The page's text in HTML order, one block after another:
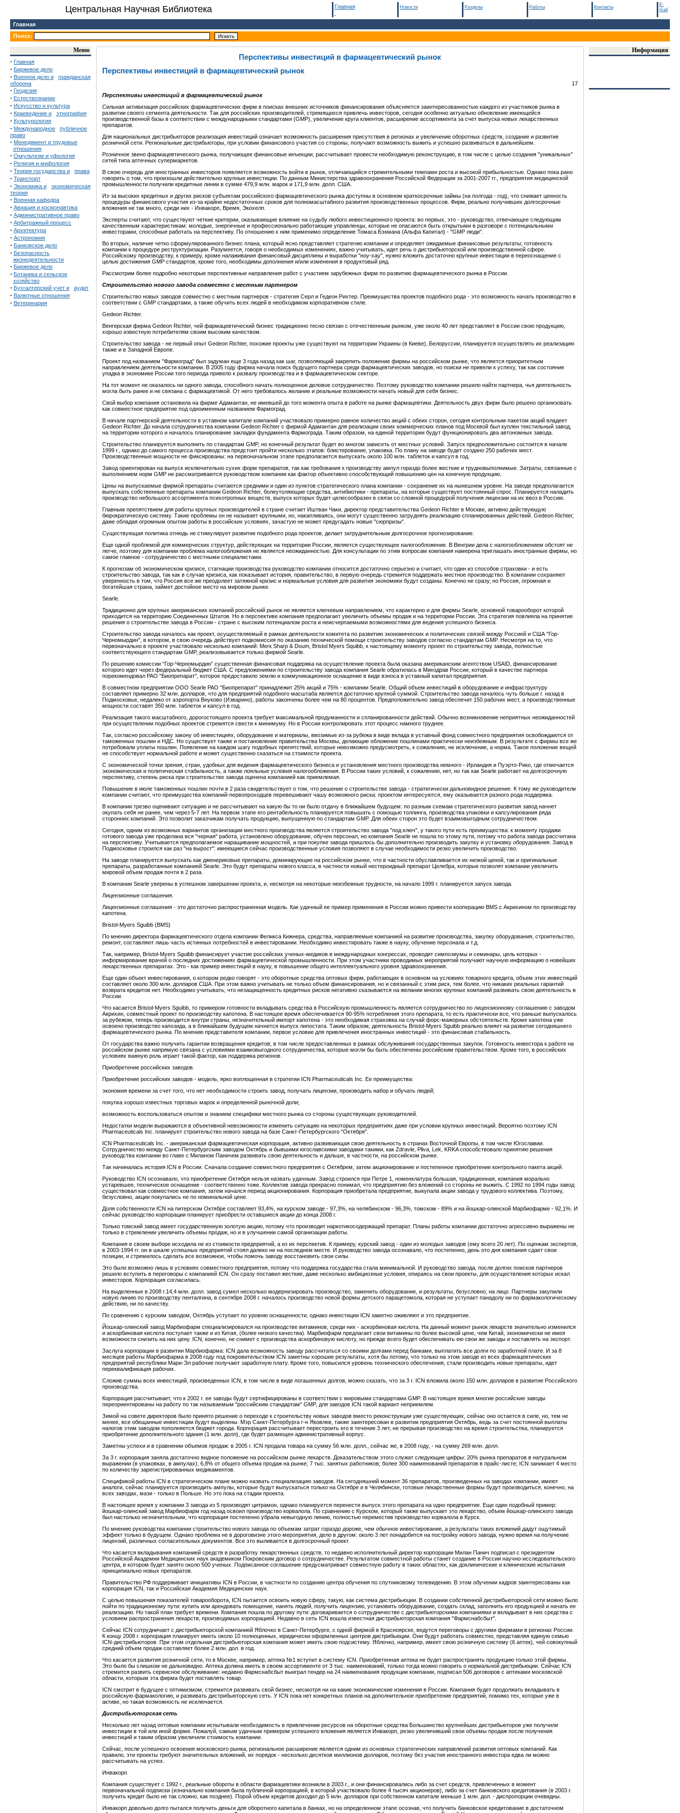
Центральная Научная Библиотека Главная Новости Разделы Работы Контакты
E-
mail
Главная
Поиск:
Меню
· Главная
· Биржевое дело
· Военное дело и
гражданская
оборона
· Геодезия
· Естествознание
· Искусство и культура
· Краеведение и этнография
· Культурология
· Международное
публичное
право
· Менеджмент и трудовые
отношения
· Оккультизм и уфология
· Религия и мифология
· Теория государства и права
· Транспорт
· Экономика и
экономическая
теория
· Военная кафедра
· Авиация и космонавтика
· Административное право
· Арбитражный процесс
· Архитектура
· Астрономия
· Банковское дело
· Безопасность
жизнедеятельности
· Биржевое дело
· Ботаника и сельское
хозяйство
· Бухгалтерский учет и аудит
· Валютные отношения
· Ветеринария
Перспективы инвестиций в фармацевтический рынок
Перспективы инвестиций в фармацевтический рынок
17
Перспективы инвестиций в фармацевтический рынок
Сильная активизация российских фармацевтических фирм в поисках внешних источников финансирования объясняется заинтересованностью каждого из участников рынка в
развитии своего сегмента деятельности. Так для российских производителей, стремящихся привлечь инвесторов, сегодня особенно актуально обновление имеющейся
производственной базы в соответствии с международными стандартами (GMP), увеличение круга клиентов, расширение ассортимента за счет выпуска новых лекарственных
препаратов.
Для национальных дистрибьюторов реализация инвестиций означает возможность расширения присутствия в регионах и увеличение оборотных средств, создание и развитие
розничной сети. Региональные дистрибьюторы, при условии финансового участия со стороны, получают возможность выжить и успешно развиваться в дальнейшем.
Розничное звено фармацевтического рынка, получающее финансовые инъекции, рассчитывает провести необходимую реконструкцию, в том числе с целью создания "уникальных"
сетей типа аптечных супермаркетов.
В свою очередь для иностранных инвесторов появляется возможность войти в рынок, отличающийся стремительными темпами роста и высокой прибыльностью. Однако пока рано
говорить о том, что произошли действительно крупные инвестиции. По данным Министерства здравоохранения Российской Федерации за 2001-2007 гг., предприятия медицинской
промышленности получили кредитные линии в сумме 479,9 млн. марок и 171,9 млн. долл. США.
Из-за высоких кредитных и других рисков субъектам российского фармацевтического рынка доступны в основном краткосрочные займы (на полгода - год), что снижает ценность
процедуры финансового участия из-за крайне недостаточных сроков для полномасштабного развития производственных процессов. Фирм, реально получивших долгосрочные
вложения не так много, среди них - Инвакорп, Время, Экохелп.
Эксперты считают, что существуют четкие критерии, оказывающие влияние на судьбу любого инвестиционного проекта: во первых, это - руководство, отвечающее следующим
качественным характеристикам: молодые, энергичные и профессионально работающие управленцы, которые не опасаются быть открытыми в разговоре с потенциальными
инвесторами, способные работать на перспективу. По отношению к ним применимо определение Томаса Бэкмана (Альфа Капитал) - "GMP люди".
Во вторых, наличие четко сформулированного бизнес плана, который ясно представляет стратегию компании и определяет ожидаемые финансовые результаты; готовность
компании к процедуре реструктуризации. Разумеется, говоря о необходимых изменениях, важно учитывать, идет речь о дистрибьюторской или производственной сфере.
Российскому производству, к примеру, кроме налаживания финансовый дисциплины и выработки "ноу-хау", нужно вложить достаточно крупные инвестиции в переоснащение с
целью достижения GMP стандартов, кроме того, необходимы дополнения и/или изменения в продуктовый ряд.
Рассмотрим более подробно некоторые перспективные направления работ с участием зарубежных фирм по развитию фармацевтического рынка в России.
Строительство нового завода совместно с местным партнером
Строительство новых заводов совместно с местным партнеров - стратегия Серл и Гедеон Рихтер. Преимущества проектов подобного рода - это возможность начать производство в
соответствии с GMP стандартами, а также обучить всех людей в необходимом корпоративном стиле.
Gedeon Richter.
Венгерская фирма Gedeon Richter, чей фармацевтический бизнес традиционно тесно связан с отечественным рынком, уже около 40 лет представляет в России свою продукцию,
хорошо известную потребителям своим высоким качеством.
Строительство завода - не первый опыт Gedeon Richter, похожие проекты уже существуют на территории Украины (в Киеве), Белоруссии, планируется осуществлять их реализацию
также и в Западной Европе.
Проект под названием "Фармоград" был задуман еще 3 года назад как шаг, позволяющий закрепить положение фирмы на российском рынке, что является приоритетным
направлением деятельности компании. В 2005 году фирма начала поиск будущего партнера среди фармацевтических заводов, но поиски не привели к успеху, так как состояние
упадка в экономике России того периода привело к развалу производства и в фармацевтическом секторе.
На тот момент не оказалось ни одного завода, способного начать полноценное деловое сотрудничество. Поэтому руководство компании решило найти партнера, чья деятельность
могла быть ранее и не связана с фармацевтикой. От него требовалось желание и реальные возможности начать новый для себя бизнес.
Свой выбор компания остановила на фирме Адамантан, не имевшей до того момента опыта в работе на рынке фармацевтики. Деятельность двух фирм было решено организовать
как совместное предприятие под одноименным названием Фармоград.
В начале партнерской деятельности в уставном капитале компаний участвовало примерно равное количество акций с обеих сторон, сегодня контрольным пакетом акций владеет
Gedeon Richter. До начала сотрудничества компании Gedeon Richter с фирмой Адамантан для реализации своих коммерческих планов под Москвой был куплен текстильный завод,
на территории которого и началось планирование закладки фундамента Фармограда. Таким образом, на единой территории будут функционировать два автономных завода.
Строительство планируется выполнить по стандартам GMP, но конечный результат будет во многом зависеть от местных условий. Запуск предположительно состоится в начале
1999 г., однако до самого процесса производства предстоит пройти несколько этапов: блистерование, упаковка. По плану на заводе будет создано 250 рабочих мест.
Производственные мощности не фиксированы: на первоначальном этапе предполагается выпускать около 100 млн. таблеток и капсул в год.
Завод ориентирован на выпуск исключительно сухих форм препаратов, так как требования к производству ампул гораздо более жесткие и трудновыполнимые. Затраты, связанные с
выполнением норм GMP не рассматриваются руководством компании как фактор объективно способствующий повышению цен на конечную продукцию.
Цены на выпускаемые фирмой препараты считаются средними и один из пунктов стратегического плана компании - сохранение их на нынешнем уровне. На заводе предполагается
выпускать собственные препараты компании Gedeon Richter, болеутоляющие средства, антибиотики - препараты, на которые существует постоянный спрос. Планируется наладить
производство небольшого ассортимента психотропных веществ, выпуск которых будет целесообразен в связи со сложной процедурой получения лицензии на их ввоз в Россию.
Главным препятствием для работы крупных производителей в стране считает Иштван Чаки, директор представительства Gedeon Richter в Москве, активно действующую
бюрократическую систему. Такие проблемы он не называет крупными, но, накапливаясь, они могут существенно затруднять реализацию спланированных действий. Gedeon Richter,
даже обладая огромным опытом работы в российских условиях, зачастую не может предугадать новые "сюрпризы".
Существующая политика отнюдь не стимулирует развитие подобного рода проектов, делает затруднительным долгосрочное прогнозирование.
Еще одной проблемой для коммерческих структур, действующих на территории России, является существующее налогообложение. В Венгрии дела с налогообложением обстоят не
легче, поэтому для компании проблема налогообложения не является неожиданностью. Для консультации по этим вопросам компания намерена приглашать иностранные фирмы, но
самое главное - сотрудничество с местными специалистами.
К прогнозам об экономическом кризисе, стагнации производства руководство компании относится достаточно серьезно и считает, что один из способов страховки - и есть
строительство завода, так как в случае кризиса, как показывает история, правительство, в первую очередь стремится поддержать местное производство. В компании сохраняют
уверенность в том, что Россия все же преодолеет затяжной кризис и нормальные условия для развития экономики будут созданы. Конечно не сразу, но Россия, огромная и
богатейшая страна, займет достойное место на мировом рынке.
Searle.
Традиционно для крупных американских компаний российский рынок не является ключевым направлением, что характерно и для фирмы Searle, основной товарооборот которой
приходится на территорию Соединенных Штатов. Но в перспективе компания предполагает увеличить объемы продаж и на территории России. Эта стратегия повлияла на принятие
решения о строительстве завода в России - стране с высоким потенциалом роста и неисчерпаемыми возможностями для ведения успешного бизнеса.
Строительство завода началось как проект, осуществляемый в рамках деятельности комитета по развитию экономических и политических связей между Россией и США "Гор-
Черномырдин", в котором, в свою очередь действует подкомиссия по оказанию технической помощи строительству заводов согласно стандартам GMP. Несмотря на то, что
первоначально в проекте участвовало несколько компаний: Mеrк Sharp & Doum, Bristol Myers Squibb, к настоящему моменту проект по строительству завода, полностью
соответствующего стандартам GMP, реализовывается только фирмой Searle.
По решению комиссии “Гор-Черномырдин” существенная финансовая поддержка на осуществление проекта была оказана американским агентством USAID, финансирование
которого идет через федеральный бюджет США. С предложениями по строительству завода компания Searle обратилась в Минздрав России, который в качестве партнера
порекомендовал РАО "Биопрепарат", которое предоставило землю и коммуникационное оснащение в виде взноса в уставный капитал предприятия.
В совместном предприятии ООО Searle РАО "Биопрепарат" принадлежит 25% акций и 75% - компании Searle. Общий объем инвестиций в оборудование и инфраструктуру
составляет примерно 32 млн. долларов, что для предприятий подобного масштаба является достаточно крупной суммой. Строительство завода началось чуть больше г. назад в
Подмосковье, недалеко от аэропорта Внуково (Изварино), работы закончены более чем на 80 процентов. Предположительно завод обеспечит 150 рабочих мест, а производственные
мощности составят 350 млн. таблеток и капсул в год.
Реализация такого масштабного, дорогостоящего проекта требует максимальной продуманности и спланированности действий. Обычно возникновение неприятных неожиданностей
при осуществлении подобных проектов стремятся свести к минимуму. Но в России контролировать этот процесс намного труднее.
Так, согласно российскому закону об инвестициях, оборудование и материалы, ввозимые из-за рубежа в виде вклада в уставный фонд совместного предприятия освобождаются от
таможенных пошлин и НДС. Но существует также и постановление правительства Москвы, делающие обложение пошлинами практически неизбежным. В результате с фирмы все же
потребовали уплаты пошлин. Появление на каждом шагу подобных препятствий, которые невозможно предусмотреть, к сожалению, не исключение, а норма. Такое положение вещей
не способствует нормальной работе и может существенно сказаться на стоимости проекта.
С экономической точки зрения, стран, удобных для ведения фармацевтического бизнеса и установления местного производства немного - Ирландия и Пуэрто-Рико, где отмечается
экономическая и политическая стабильность, а также лояльные условия налогообложения. В России таких условий, к сожалению, нет, но так как Searle работает на долгосрочную
перспективу, степень риска при строительстве завода оценена компанией как приемлемая.
Повышение в июле таможенных пошлин почти в 2 раза свидетельствует о том, что решение о строительстве завода - стратегически дальновидное решение. К тому же руководители
компании считают, что преимущества компаний-первопроходцев перевешивают чашу возможного риска: проектом интересуются, ему оказывается разного рода поддержка.
В компании трезво оценивают ситуацию и не рассчитывают на какую бы то ни было отдачу в ближайшем будущем: по разным схемам стратегического развития завод начнет
окупать себя не ранее, чем через 5-7 лет. На первом этапе его рентабельность планируется повышать с помощью толлинга, производства упаковки и капсулирования ряда
сторонних компаний. Это позволит заказчикам получать продукцию, выпущенную по стандартам GMP. Для обеих сторон это будет взаимовыгодным сотрудничеством.
Сегодня, одним из возможных вариантов организации местного производства является строительство завода "под ключ", у такого пути есть преимущества: к моменту продажи
готового завода уже проделана вся "черная" работа, установлено оборудование, обучен персонал, но компания Searle не пошла по этому пути, потому что работа завода рассчитана
на перспективу. Учитывается предполагаемое наращивание мощностей, а при покупке завода пришлось бы дополнительно производить закупку и установку оборудования. Завод в
Подмосковье строился как раз "на вырост": имеющиеся сейчас производственные условия позволяют в случае необходимости резко увеличить производство.
На заводе планируется выпускать как дженериковые препараты, доминирующие на российском рынке, что в частности обуславливается их низкой ценой, так и оригинальные
препараты, разработанные компанией Searle. Это будут препараты нового класса, в частности новый нестероидный препарат Целебра, которые позволят компании увеличить
мировой объем продаж почти в 2 раза.
В компании Searle уверены в успешном завершении проекта, и, несмотря на некоторые неизбежные трудности, на начало 1999 г. планируется запуск завода.
Лицензионные соглашения.
Лицензионные соглашения - это достаточно распространенная модель. Как удачный ее пример применения в России можно привести кооперацию BMS с Акрихином по производству
капотена.
Bristol-Myers Sguibb (ВМS)
По мнению директора фармацевтического отдела компании Феликса Кижнера, средства, направляемые компанией на развитие производства, закупку оборудования, строительство,
ремонт, составляют лишь часть истинных потребностей в инвестировании. Необходимо инвестировать также в науку, обучение персонала и т.д.
Так, например, Bristol-Myers Sguibb финансирует участие российских ученых-медиков в международных конгрессах, проводит симпозиумы и семинары, цель которых -
информирование врачей о последних достижениях фармацевтической промышленности. При этом участники проводимых мероприятий получают научную информацию о новейших
лекарственных препаратах. Это - как пример инвестиций в науку, в повышение общего интеллектуального уровня здравоохранения.
Еще один объект инвестирования, о котором редко говорят - это оборотные средства оптовых фирм, работающих в основном на условиях товарного кредита, объем этих инвестиций
составляет около 300 млн. долларов США. При этом важно учитывать не только объем финансирования, но и связанный с этим риск, тем более, что никаких реальных гарантий
возврата кредитов нет. Необходимо учитывать, что незащищенность кредитных рисков негативно сказывается на желании многих крупных компаний развивать свою деятельность в
России.
Что касается Bristol-Myers Sguibb, то примером готовности вкладывать средства в Российскую промышленность является сотрудничество по лицензионному соглашению с заводом
Акрихин, совместный проект по производству капотена. В настоящее время обеспечивается 90-95% потребления этого препарата, то есть практически все, что раньше выпускалось
за рубежом, теперь производится внутри страны, незначительный импорт капотена - это необходимая страховка на случай форс-мажорных обстоятельств. Кроме капотена уже
освоено производство капозида, а в ближайшем будущем начнется выпуск липостата. Таким образом, деятельность Bristol-Myers Sguibb реально влияет на развитие сегодняшнего
фармацевтического рынка. По мнению представителя компании, первое условие для привлечения иностранных инвестиций - это финансовая стабильность.
От государства важно получить гарантии возвращения кредитов, в том числе предоставленных в рамках обслуживания государственных закупок. Готовность инвестора к работе на
российском рынке напрямую связана с условиями взаимовыгодного сотрудничества, которые могли бы быть обеспечены российским правительством. Кроме того, в российских
условиях важную роль играет такой фактор, как поддержка регионов.
Приобретение российских заводов.
Приобретение российских заводов - модель, ярко воплощенная в стратегии ICN Pharmaceuticals Inc. Ее преимущества:
экономия времени за счет того, что нет необходимости строить завод, получать лицензии, производить набор и обучать людей;
покупка хорошо известных торговых марок и определенной рыночной доли;
возможность воспользоваться опытом и знанием специфики местного рынка со стороны существующих руководителей.
Недостатки модели выражаются в объективной невозможности изменить ситуацию на некоторых предприятиях даже при условии крупных инвестиций. Вероятно поэтому ICN
Pharmaceuticals Inc. планирует строительство нового завода на базе Санкт-Петербургского "Октября".
ICN Pharmaceuticals Inc. - американская фармацевтическая корпорация, активно развивающая свою деятельность в странах Восточной Европы, в том числе Югославии.
Сотрудничество между Санкт-Петербургским заводом Октябрь и бывшими югославскими заводами такими, как Zdravle, Pliva, Lek, KRKA способствовало принятию решения
руководства компании во главе с Миланом Паничем развивать свою деятельность и дальше, в частности, на российском рынке.
Так начиналась история ICN в России. Сначала создание совместного предприятия с Октябрем, затем акционирование и постепенное приобретение контрольного пакета акций.
Руководство ICN осознавало, что приобретение Октября нельзя назвать удачным. Завод строился при Петре 1, номенклатура большая, традиционная, компания морально
устаревшее, техническое оснащение - соответственно тоже. Коллектив завода прекрасно понимал, что предприятию без вложений со стороны не выжить. С 1992 по 1994 годы завод
существовал как совместное компания, затем начался период акционирования. Корпорация приобретала предприятие, выкупала акции завода у трудового коллектива. Поэтому,
безусловно, акции покупались не по номинальной цене.
Доля собственности ICN на питерском Октябре составляет 93,4%, на курском заводе - 97,3%, на челябинском - 96,3%, томском - 89% и на йошкар-олинской Марбиофарме - 92,1%. И
сейчас руководство корпорации планирует приобрести оставшиеся акции до конца 2008 г.
Только томский завод имеет государственную золотую акцию, потому что производит наркотикосодержащий препарат. Планы работы компании достаточно агрессивно выражены не
только в стремлении увеличить объемы продаж, но и в улучшении самой организации работы.
Компания в своем выборе исходила не из стоимости предприятий, а из их перспектив. К примеру, курский завод - один из молодых заводов (ему всего 20 лет). По оценкам экспертов,
в 2003-1994 гг. он в шкале успешных предприятий стоял далеко не на последнем месте. И руководство завода осознавало, что постепенно, день ото дня компания сдает свои
позиции, и стремилось сделать все возможное, чтобы помочь заводу восстановить свои силы.
Это было возможно лишь в условиях совместного предприятия, потому что поддержка государства стала минимальной. И руководство завода, после долгих поисков партнеров
решило вступить в переговоры с компанией ICN. Он сразу поставил жесткие, даже несколько амбициозные условия, опираясь на свои проекты, для осуществления которых искал
инвесторов. Корпорация согласилась.
На выделенные в 2008 г.14,4 млн. долл. завод сумел несколько модернизировать производство, заменить оборудование, и результаты, безусловно, на лицо. Партнеры закупили
новую линию по производству пенталгина, в сентябре 2008 г. началось производство новой формы детского парацетомола, которая не уступает панадолу ни по фармакологическому
действию, ни по качеству.
По сравнению с курским заводом, Октябрь уступает по уровню оснащенности, однако инвестиции ICN заметно оживляют и это предприятие.
Йошкар-олинский завод Марбиофарм специализировался на производстве витаминов, среди них - аскорбиновая кислота. На данный момент рынок лекарств значительно изменился
и аскорбиновая кислота поступает также и из Китая, (более низкого качества). Марбиофарм предлагает свои витамины по более высокой цене, чем Китай, экономически не имея
возможности снизить на них цену. ICN, конечно, не снимет с производства аскорбиновую кислоту, но прежде всего будет обеспечивать ею свои же заводы и поставлять на экспорт.
Заслуга корпорации в развитии Марбиофарма: ICN дала возможность заводу рассчитаться со своими долгами перед банками, выплатить все долги по заработной плате. И за 8
месяцев работы Марбиофарма в 2008 году под покровительством ICN заметны хорошие результаты, хотя бы потому, что только на этом заводе из всех фармацевтических
предприятий республики Мари-Эл рабочие получают заработную плату. Кроме того, повысился уровень технического обеспечения, стали производить новые препараты, идет
переквалификация рабочих.
Сложив суммы всех инвестиций, произведенных ICN, в том числе в виде погашенных долгов, можно сказать, что за 3 г. ICN вложила около 150 млн. долларов в развитие Российского
производства.
Корпорация рассчитывает, что к 2002 г. ее заводы будут сертифицированы в соответствии с мировыми стандартами GMP. В настоящее время многие российские заводы
переориентированы на работу по так называемым "российским стандартам" GMP, для заводов ICN такой вариант неприемлем.
Зимой на совете директоров было принято решение о переходе к строительству новых заводов вместо реконструкции уже существующих, сейчас оно остается в силе, но, тем не
менее, все обещанные инвестиции будут выделены. Мэр Санкт-Петербурга г-н Яковлев, также заинтересован в развитии предприятия Октябрь, ведь за счет постоянной выплаты
налогов этим заводом пополняется бюджет города. Корпорация рассчитывает перестроить его в течение 3 лет, не прерывая производство на время строительства, планируется
приобретение дополнительного здания (1 млн. долл), где будет размещен административный корпус.
Заметны успехи и в сравнении объемов продаж: в 2005 г. ICN продала товара на сумму 56 млн. долл., сейчас же, в 2008 году, - на сумму 269 млн. долл.
За 3 г. корпорация заняла достаточно видное положение на российском рынке лекарств. Доказательством этого служат следующие цифры: 20% рынка препаратов в натуральном
выражении (в упаковках, в ампулах); 6,8% от общего объема продаж на рынке; 7 тыс. занятых работников; более 300 наименований препаратов в прайс-листе; ICN занимает 4 место
по количеству зарегистрированных медикаментов.
Спецификой работы ICN в стратегическом плане можно назвать специализацию заводов. На сегодняшний момент 36 препаратов, произведенных на заводах компании, имеют
аналоги, сейчас планируется производить ампулы, которые будут выпускаться только на Октябре и в Челябинске, готовые лекарственные формы будут производиться, конечно, на
всех заводах, мази - только в Польше. Но это пока на стадии проекта.
В настоящее время у компании 3 завода из 5 производят цитрамон, однако планируется перенести выпуск этого препарата на одно предприятие. Еще один подобный пример:
йошкар-олинский завод Марбиофарм год назад освоил производство корвалола. По сравнению с Курском, который также выпускает это лекарство, объем йошкар-олинского завода
был настолько незначительным, что корпорация постепенно убрала невыгодную линию, полностью переместив производство корвалола в Курск.
По мнению руководства компании строительство нового завода по объемам затрат гораздо дороже, чем обычное инвестирование, а результаты таких вложений дадут ощутимый
эффект только в будущем. Однако проблема не в дороговизне этого мероприятия, дело в другом: около 3 лет понадобится на постройку нового завода, нужно время на получение
лицензий, различных согласительных документов. Все это выливается в долгосрочный проект.
Что касается вкладывания компанией средств в разработку лекарственных средств, то недавно исполнительный директор корпорации Милан Панич подписал с президентом
Российской Академии Медицинских наук академиком Покровским договор о сотрудничестве. Результатом совместной работы станет создание в России научно-исследовательского
центра, в котором будет занято около 500 ученых. Подписанное соглашение предусматривает совместную работу в таких областях, как доклинические и клинические испытания
принципиально новых препаратов.
Правительство РФ поддерживает инициативы ICN в России, в частности по созданию центра обучения по спутниковому телевидению. В этом обучении кадров заинтересованы как
корпорация ICN, так и Российская Академия Медицинских наук.
С целью повышения показателей товарооборота, ICN пытается освоить новую сферу, такую, как система дистрибьюции. В создании собственной дистрибьюторской сети можно было
пойти по традиционному пути: купить или арендовать помещение, нанять людей, получить лицензию, установить оборудование, создать склад, заполнить его продукцией и начать ее
реализацию. Но такой план требует времени. Компания пошла по другому пути: договаривается о сотрудничестве с дистрибьюторскими компаниями и вкладывает в них средства с
условием распространения лекарств, производимых корпорацией. Недавно в сеть ICN вошла известная дистрибьюторская компания "Фармснабсбыт".
Сейчас ICN сотрудничает с дистрибьюторской компанией Яблочко в Санкт-Петербурге, с одной фирмой в Красноярске, ведутся переговоры с другими фирмами в регионах России.
К концу 2008 г. корпорация планирует иметь около 10 полноценных, юридически оформленных центров дистрибьюции. Они будут работать совместно, представляя единую семью
ICN-дистрибьюторов. При этом отдельная дистрибьюторская компания может иметь свою подсистему. Яблочко, например, имеет свою розничную систему (6 аптек), чей совокупный
средний объем продаж составляет более 2 млн. дол. в год.
Что касается развития розничной сети, то в Москве, например, аптека №1 вступит в систему ICN. Приобретенная аптека не будет распространять продукцию только этой фирмы.
Это было бы слишком не дальновидно. Аптека должна иметь в своем ассортименте от 3 тыс. наименований, только тогда можно говорить о нормальной дистрибьюции. Сейчас ICN
стремится развить сервисное обслуживание: недавно Фармснабсбыт выиграл тендер на 24 наименования продукции компании, подписал 506 договоров с аптеками московской
области, которым эта фирма будет поставлять товар.
ICN смотрит в будущее с оптимизмом, стремится развивать свой бизнес, несмотря ни на какие экономические изменения в России. Компания будет продолжать вкладывать в
российскую фармакологию, и развивать дистрибьюторскую сеть. У ICN пока нет конкретных планов на дополнительное приобретение предприятий, помимо тех, которые уже в
активе, но такая возможность не исключается.
Дистрибьюторская сеть
Несколько лет назад оптовые компании испытывали необходимость в привлечении ресурсов на оборотные средства Большинство крупнейших дистрибьюторов уже получили
инвестиции в той или иной форме. Пожалуй, самым удачным примером успешного вложения является Инвакорп, резко увеличивший свои объемы продаж после получения
инвестиций и таким образом увеличили стоимость компании.
Сейчас, после успешного освоения московского рынка, региональное расширение является одним из основных стратегических направлений развития оптовых компаний. Как
правило, эти проекты требуют значительных вложений, их порядок - несколько десятков миллионов долларов, поэтому без участия иностранного инвестора едва ли можно
рассчитывать на успех.
Инвакорп.
Компания существует с 1992 г., реальные обороты в области фармацевтики возникли в 2003 г., и они финансировались либо за счет средств, привлеченных в момент
первоначальной подписки (изначально компания была публичной корпорацией, в которой участвовало более 4 тысяч акционеров), либо за счет банковского кредитования (в 2003 г.
получить кредит было не так сложно, как позднее). Порой объем кредитов доходил до 5 млн. долларов при собственном капитале меньше 1 млн. дол. - диспропорции очевидны.
Инвакорп довольно долго пытался получить деньги для оборотного капитала в банках, но на определенном этапе осознав, что получить банковское кредитование в достаточном
Информация